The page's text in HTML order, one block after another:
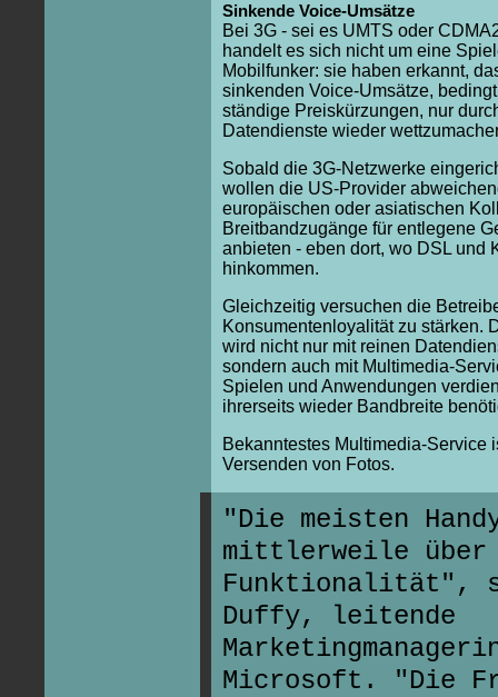
Sinkende Voice-Umsätze
Bei 3G - sei es UMTS oder
handelt es sich nicht um eine
Mobilfunker: sie haben erkannt,
sinkenden Voice-Umsätze,
ständige Preiskürzungen, nur
Datendienste wieder
Sobald die 3G-Netzwerke
wollen die US-Provider
europäischen oder asiatischen
Breitbandzugänge für entlegene
anbieten - eben dort, wo DSL und
hinkommen.
Gleichzeitig versuchen die
Konsumentenloyalität zu stärken.
wird nicht nur mit reinen
sondern auch mit Multimedia-
Spielen und Anwendungen
ihrerseits wieder Bandbreite
Bekanntestes Multimedia-Service
Versenden von Fotos.
"Die meisten
mittlerweile über
Funktionalität",
Duffy, leitende
Microsoft. "Die